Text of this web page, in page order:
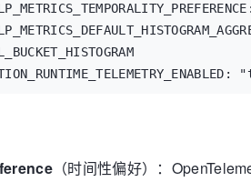
（时间性偏好）：